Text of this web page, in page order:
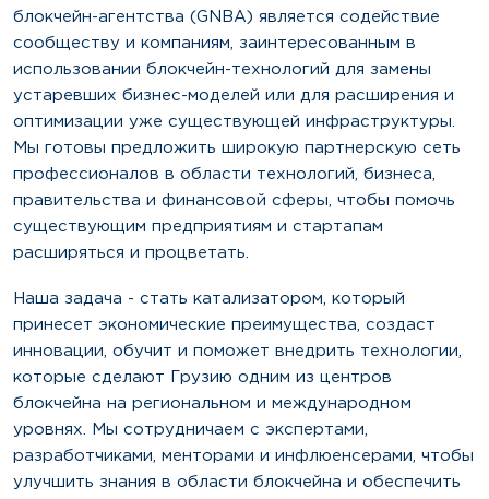
блокчейн-агентства (GNBA) является содействие
сообществу и компаниям, заинтересованным в
использовании блокчейн-технологий для замены
устаревших бизнес-моделей или для расширения и
оптимизации уже существующей инфраструктуры.
Мы готовы предложить широкую партнерскую сеть
профессионалов в области технологий, бизнеса,
правительства и финансовой сферы, чтобы помочь
существующим предприятиям и стартапам
расширяться и процветать.
Наша задача - стать катализатором, который
принесет экономические преимущества, создаст
инновации, обучит и поможет внедрить технологии,
которые сделают Грузию одним из центров
блокчейна на региональном и международном
уровнях. Мы сотрудничаем с экспертами,
разработчиками, менторами и инфлюенсерами, чтобы
улучшить знания в области блокчейна и обеспечить